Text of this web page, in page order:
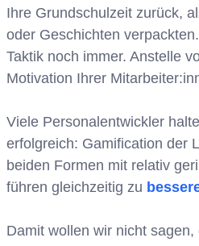
Ihre Grundschulzeit zurück,
oder Geschichten
Taktik noch immer. Anstelle
Motivation Ihrer
Viele Personalentwickler
erfolgreich: Gamification der
beiden Formen mit relativ
führen gleichzeitig zu
Damit wollen wir nicht